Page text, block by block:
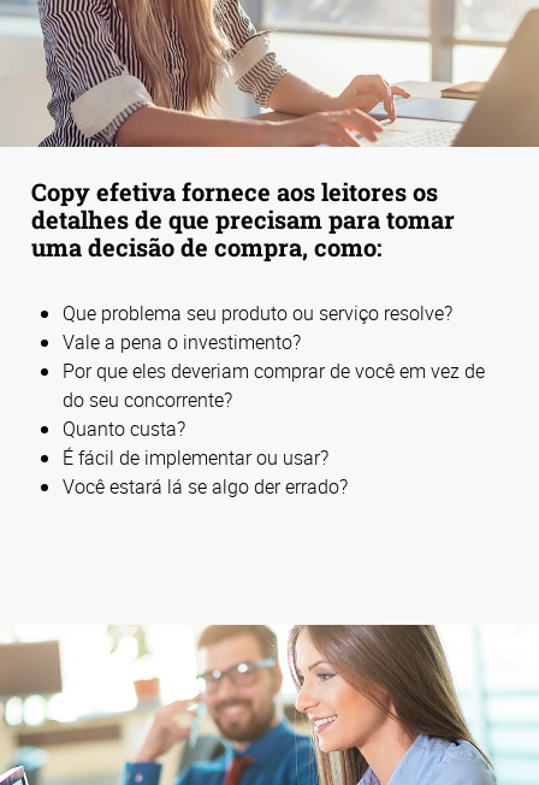
Copy efetiva fornece aos leitores os
detalhes de que precisam para tomar
uma decisão de compra, como:
Que problema seu produto ou serviço resolve?
Vale a pena o investimento?
Por que eles deveriam comprar de você em vez de
do seu concorrente?
Quanto custa?
É fácil de implementar ou usar?
Você estará lá se algo der errado?